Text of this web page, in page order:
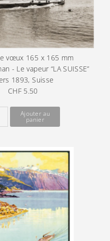
vœux 165 x 165 mm
- Le vapeur “LA SUISSE”
1893, Suisse
Prix
CHF 5.50